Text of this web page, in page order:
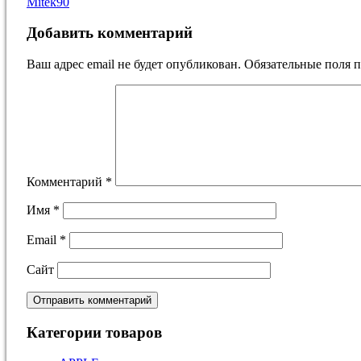
Добавить комментарий
Ваш адрес email не будет опубликован. Обязательные поля
Комментарий *
Имя *
Email *
Сайт
Категории товаров